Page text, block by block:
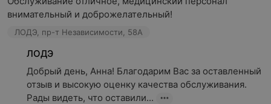
внимательный и доброжелательный!
ЛОДЭ, пр-т Независимости, 58А
ЛОДЭ
Добрый день, Анна! Благодарим Вас за оставленный
отзыв и высокую оценку качества обслуживания.
Рады видеть, что оставили...